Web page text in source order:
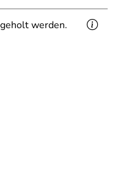
werden.